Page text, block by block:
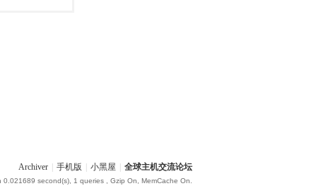
Archiver 手机版 小黑屋 全球主机交流论坛
0.021689 second(s), 1 queries , Gzip On, MemCache On.